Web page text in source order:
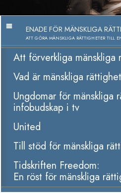
ENADE FÖR MÄNSKLIGA
ATT GÖRA MÄNSKLIGA RÄTTIGHETER TILL
Att förverkliga mänskliga
Vad är mänskliga
Ungdomar för mänskliga
infobudskap i tv
United
Till stöd för mänskliga
Tidskriften Freedom:
En röst för mänskliga